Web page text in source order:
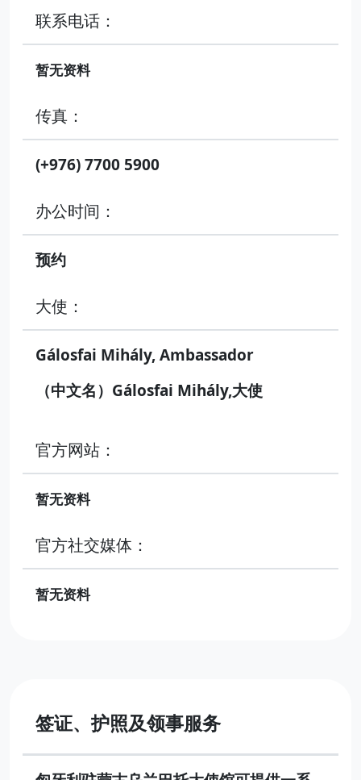
联系电话：
暂无资料
传真：
(+976) 7700 5900
办公时间：
预约
大使：
Gálosfai Mihály, Ambassador
（中文名）Gálosfai Mihály,大使
官方网站：
暂无资料
官方社交媒体：
暂无资料
签证、护照及领事服务